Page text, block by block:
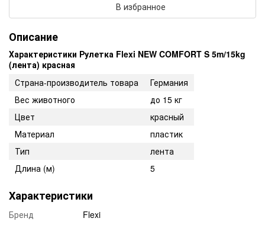
В избранное
Описание
Характеристики Рулетка Flexi NEW COMFORT S 5m/15kg
(лента) красная
Страна-производитель товара
Германия
Вес животного
до 15 кг
Цвет
красный
Материал
пластик
Тип
лента
Длина (м)
5
Характеристики
Бренд Flexi